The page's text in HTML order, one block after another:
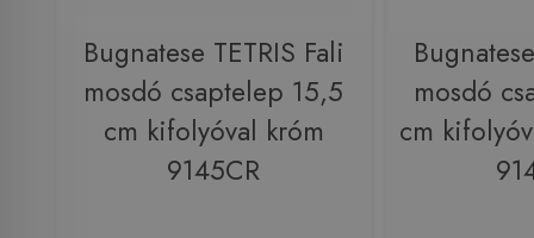
Bugnatese TETRIS Fali
mosdó csaptelep 15,5
cm kifolyóval króm
9145CR
mosdó
cm